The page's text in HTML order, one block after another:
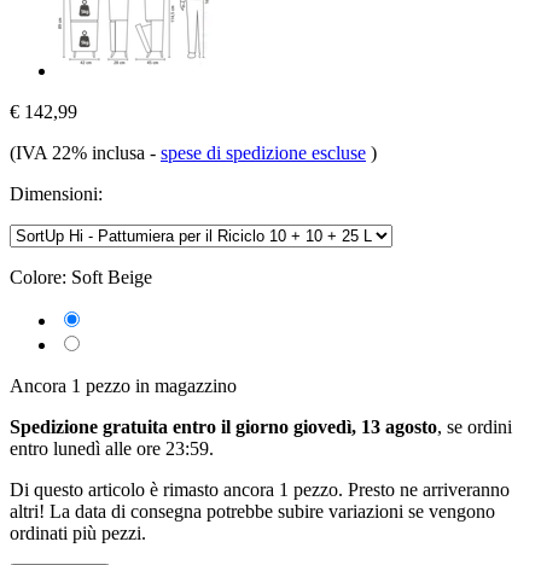
€ 142,99
(IVA 22% inclusa - spese di spedizione escluse )
Dimensioni:
Colore: Soft Beige
Ancora 1 pezzo in magazzino
Spedizione gratuita entro il giorno giovedì, 13 agosto, se ordini
entro lunedì alle ore 23:59.
Di questo articolo è rimasto ancora 1 pezzo. Presto ne arriveranno
altri! La data di consegna potrebbe subire variazioni se vengono
ordinati più pezzi.